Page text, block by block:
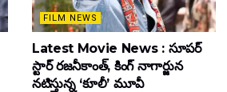
FILM NEWS
Latest Movie News : సూపర్
స్టార్ రజనీకాంత్, కింగ్ నాగార్జున
నటిస్తున్న ‘కూలీ’ మూవీ